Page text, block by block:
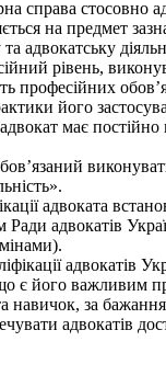
справа стосовно
на предмет
адвокатську
рівень,
професійних
його
має постійно
адвоката
Ради адвокатів
адвокатів
є його важливим
за
адвокатів